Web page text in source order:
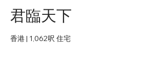
君臨天下
香港 | 1,062呎 住宅